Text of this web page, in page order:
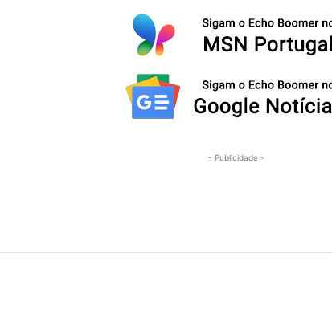
- Publicidade -